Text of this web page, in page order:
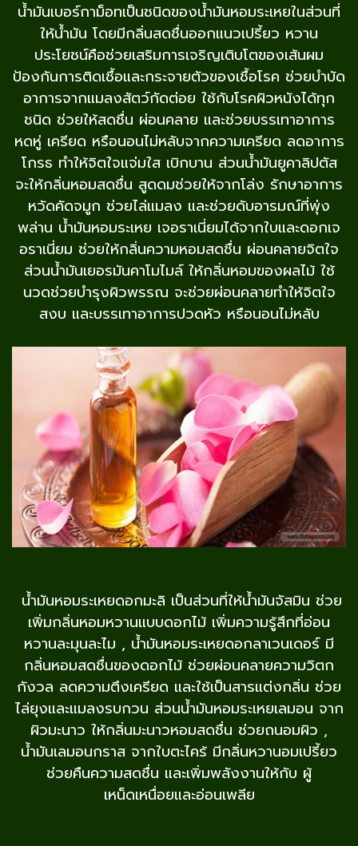
น้ำมันเบอร์กาม็อทเป็นชนิดของน้ำมันหอมระเหยในส่วนที่
ให้น้ำมัน โดยมีกลิ่นสดชื่นออกแนวเปรี้ยว หวาน
ประโยชน์คือช่วยเสริมการเจริญเติบโตของเส้นผม
ป้องกันการติดเชื้อและกระจายตัวของเชื้อโรค ช่วยบำบัด
อาการจากแมลงสัตว์กัดต่อย ใช้กับโรคผิวหนังได้ทุก
ชนิด ช่วยให้สดชื่น ผ่อนคลาย และช่วยบรรเทาอาการ
หดหู่ เครียด หรือนอนไม่หลับจากความเครียด ลดอาการ
โกรธ ทำให้จิตใจแจ่มใส เบิกบาน ส่วนน้ำมันยูคาลิปตัส
จะให้กลิ่นหอมสดชื่น สูดดมช่วยให้จากโล่ง รักษาอาการ
หวัดคัดจมูก ช่วยไล่แมลง และช่วยดับอารมณ์ที่พุ่ง
พล่าน น้ำมันหอมระเหย เจอราเนี่ยมได้จากใบและดอกเจ
อราเนี่ยม ช่วยให้กลิ่นความหอมสดชื่น ผ่อนคลายจิตใจ
ส่วนน้ำมันเยอรมันคาโมไมล์ ให้กลิ่นหอมของผลไม้ ใช้
นวดช่วยบำรุงผิวพรรณ จะช่วยผ่อนคลายทำให้จิตใจ
สงบ และบรรเทาอาการปวดหัว หรือนอนไม่หลับ
น้ำมันหอมระเหยดอกมะลิ เป็นส่วนที่ให้น้ำมันจัสมิน ช่วย
เพิ่มกลิ่นหอมหวานแบบดอกไม้ เพิ่มความรู้สึกที่อ่อน
หวานละมุนละไม , น้ำมันหอมระเหยดอกลาเวนเดอร์ มี
กลิ่นหอมสดชื่นของดอกไม้ ช่วยผ่อนคลายความวิตก
กังวล ลดความตึงเครียด และใช้เป็นสารแต่งกลิ่น ช่วย
ไล่ยุงและแมลงรบกวน ส่วนน้ำมันหอมระเหยเลมอน จาก
ผิวมะนาว ให้กลิ่นมะนาวหอมสดชื่น ช่วยถนอมผิว ,
น้ำมันเลมอนกราส จากใบตะไคร้ มีกลิ่นหวานอมเปรี้ยว
ช่วยคืนความสดชื่น และเพิ่มพลังงานให้กับ ผู้
เหน็ดเหนื่อยและอ่อนเพลีย